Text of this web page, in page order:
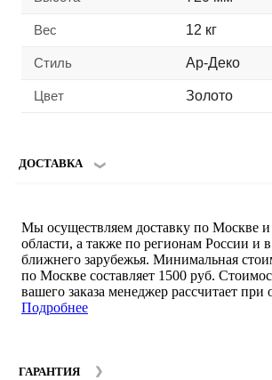
Вес 12 кг
Стиль Ар-Деко
Цвет Золото
ДОСТАВКА
Мы осуществляем доставку по Москве
области, а также по регионам России и
ближнего зарубежья. Минимальная
по Москве составляет 1500 руб.
вашего заказа менеджер рассчитает
Подробнее
ГАРАНТИЯ